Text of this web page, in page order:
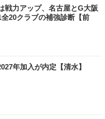
戦力アップ、名古屋とG大阪
20クラブの補強診断【前
年加入が内定【清水】